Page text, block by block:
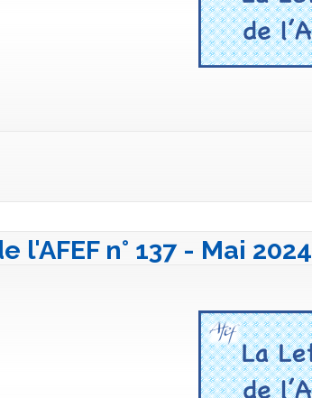
l'AFEF n° 137 - Mai 2024